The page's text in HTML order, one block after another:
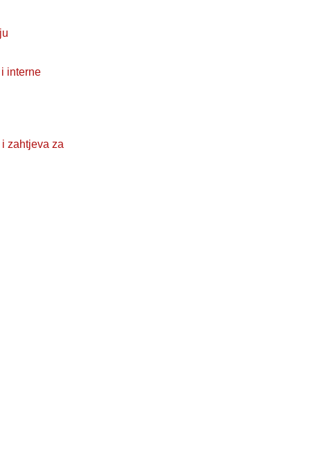
interne
zahtjeva za